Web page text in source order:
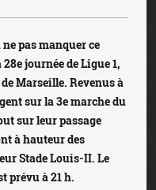
pas manquer ce
journée de Ligue 1,
Marseille. Revenus à
sur la 3e marche du
sur leur passage
à hauteur des
Stade Louis-II. Le
prévu à 21 h.